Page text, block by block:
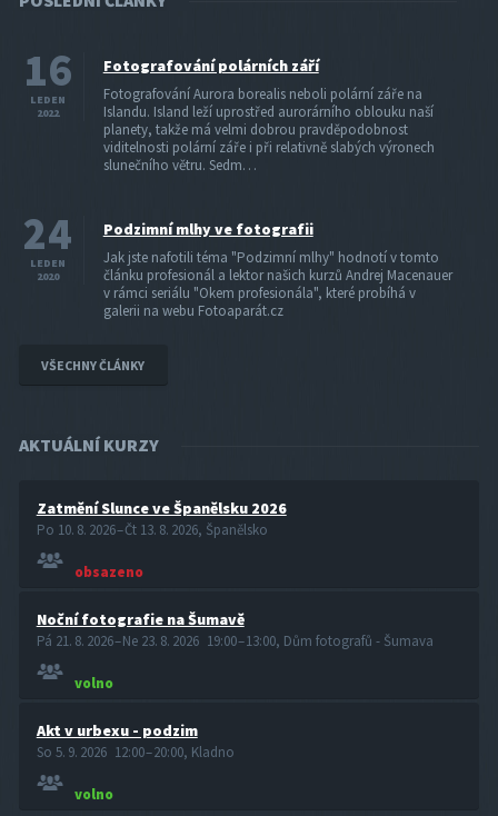
16
LEDEN
2022
Fotografování polárních září
Fotografování Aurora borealis neboli polární záře na
Islandu. Island leží uprostřed aurorárního oblouku naší
planety, takže má velmi dobrou pravděpodobnost
viditelnosti polární záře i při relativně slabých výronech
slunečního větru. Sedm…
24
LEDEN
2020
Podzimní mlhy ve fotografii
Jak jste nafotili téma "Podzimní mlhy" hodnotí v tomto
článku profesionál a lektor našich kurzů Andrej Macenauer
v rámci seriálu "Okem profesionála", které probíhá v
galerii na webu Fotoaparát.cz
VŠECHNY ČLÁNKY
AKTUÁLNÍ KURZY
Zatmění Slunce ve Španělsku 2026
Po 10. 8. 2026 – Čt 13. 8. 2026, Španělsko
obsazeno
Noční fotografie na Šumavě
Pá 21. 8. 2026 – Ne 23. 8. 2026 19:00 – 13:00, Dům fotografů - Šumava
volno
Akt v urbexu - podzim
So 5. 9. 2026 12:00 – 20:00, Kladno
volno